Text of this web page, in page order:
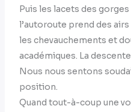
Puis les lacets des
l’autoroute prend des
les chevauchements et
académiques. La
Nous nous sentons
position.
Quand tout-à-coup une